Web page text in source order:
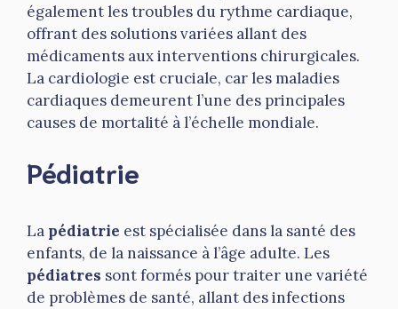
également les troubles du rythme cardiaque,
offrant des solutions variées allant des
médicaments aux interventions chirurgicales.
La cardiologie est cruciale, car les maladies
cardiaques demeurent l’une des principales
causes de mortalité à l’échelle mondiale.
Pédiatrie
La pédiatrie est spécialisée dans la santé des
enfants, de la naissance à l’âge adulte. Les
pédiatres sont formés pour traiter une variété
de problèmes de santé, allant des infections